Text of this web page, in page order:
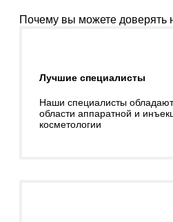
Почему вы можете доверять
Лучшие специалисты
Наши специалисты
области аппаратной и
косметологии